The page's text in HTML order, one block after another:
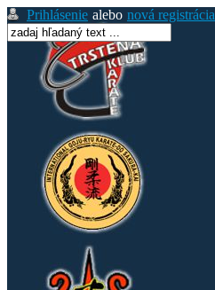
Prihlásenie alebo nová registrácia